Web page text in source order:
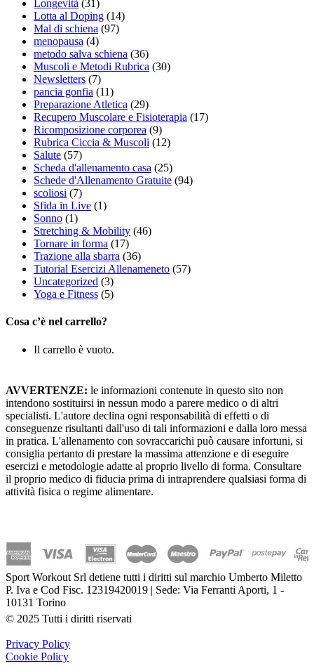
Longevità (31)
Lotta al Doping (14)
Mal di schiena (97)
menopausa (4)
metodo salva schiena (36)
Muscoli e Metodi Rubrica (30)
Newsletters (7)
pancia gonfia (11)
Preparazione Atletica (29)
Recupero Muscolare e Fisioterapia (17)
Ricomposizione corporea (9)
Rubrica Ciccia & Muscoli (12)
Salute (57)
Scheda d'allenamento casa (25)
Schede d'Allenamento Gratuite (94)
scoliosi (7)
Sfida in Live (1)
Sonno (1)
Stretching & Mobility (46)
Tornare in forma (17)
Trazione alla sbarra (36)
Tutorial Esercizi Allenameneto (57)
Uncategorized (3)
Yoga e Fitness (5)
Cosa c’è nel carrello?
Il carrello è vuoto.
AVVERTENZE: le informazioni contenute in questo sito non
intendono sostituirsi in nessun modo a parere medico o di altri
specialisti. L'autore declina ogni responsabilità di effetti o di
conseguenze risultanti dall'uso di tali informazioni e dalla loro messa
in pratica. L'allenamento con sovraccarichi può causare infortuni, si
consiglia pertanto di prestare la massima attenzione e di eseguire
esercizi e metodologie adatte al proprio livello di forma. Consultare
il proprio medico di fiducia prima di intraprendere qualsiasi forma di
attività fisica o regime alimentare.
Sport Workout Srl detiene tutti i diritti sul marchio Umberto Miletto
P. Iva e Cod Fisc. 12319420019 | Sede: Via Ferranti Aporti, 1 -
10131 Torino
© 2025 Tutti i diritti riservati
Privacy Policy
Cookie Policy